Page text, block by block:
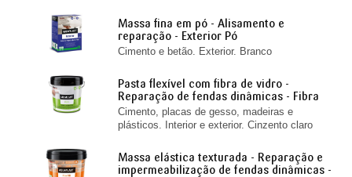
Massa fina em pó - Alisamento e
reparação - Exterior Pó
Cimento e betão. Exterior. Branco
Pasta flexível com fibra de vidro -
Reparação de fendas dinâmicas - Fibra
Cimento, placas de gesso, madeiras e
plásticos. Interior e exterior. Cinzento claro
Massa elástica texturada - Reparação e
impermeabilização de fendas dinâmicas -